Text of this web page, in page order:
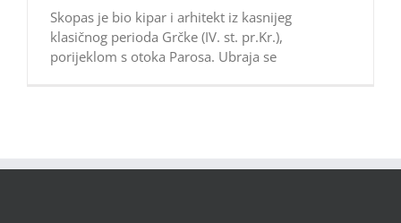
Skopas je bio kipar i arhitekt iz kasnijeg
klasičnog perioda Grčke (IV. st. pr.Kr.),
porijeklom s otoka Parosa. Ubraja se